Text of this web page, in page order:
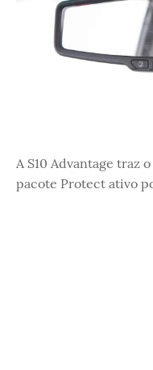
A S10 Advantage traz
pacote Protect ativo